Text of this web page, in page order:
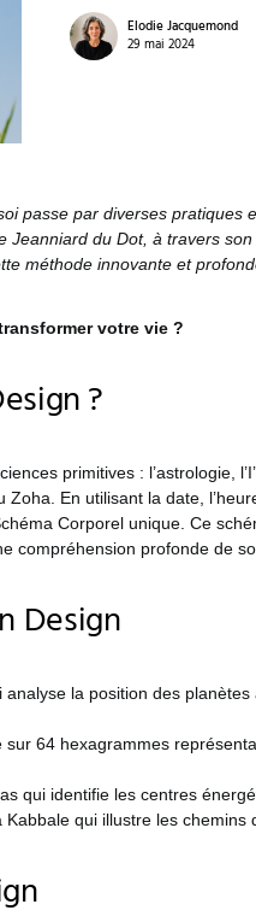
Elodie Jacquemond
29 mai 2024
passe par diverses pratiques
Jeanniard du Dot, à travers
méthode innovante et
votre vie ?
?
primitives : l’astrologie,
En utilisant la date,
Corporel unique. Ce
compréhension profonde de
Design
analyse la position des
sur 64 hexagrammes
qui identifie les centres
Kabbale qui illustre les chemins